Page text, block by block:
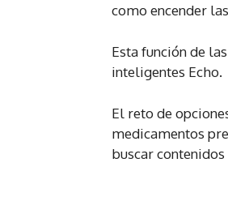
como encender
Esta función de
inteligentes Echo.
El reto de
medicamentos
buscar